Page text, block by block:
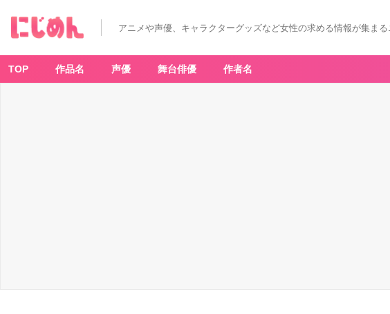
アニメや声優、キャラクターグッズなど女性の求める情報が集まる
TOP 作品名 声優 舞台俳優 作者名